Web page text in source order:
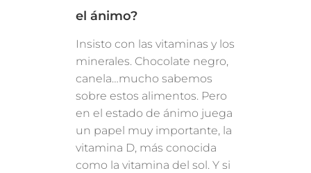
el ánimo?
Insisto con las vitaminas y los
minerales. Chocolate negro,
canela…mucho sabemos
sobre estos alimentos. Pero
en el estado de ánimo juega
un papel muy importante, la
vitamina D, más conocida
como la vitamina del sol. Y si